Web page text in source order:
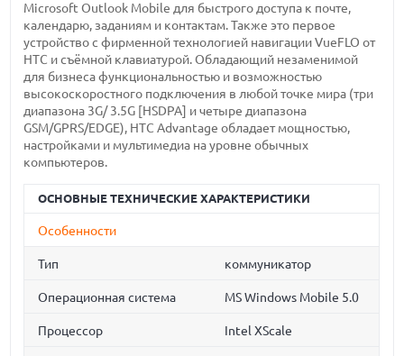
Microsoft Outlook Mobile для быстрого доступа к почте,
календарю, заданиям и контактам. Также это первое
устройство с фирменной технологией навигации VueFLO от
HTC и съёмной клавиатурой. Обладающий незаменимой
для бизнеса функциональностью и возможностью
высокоскоростного подключения в любой точке мира (три
диапазона 3G/ 3.5G [HSDPA] и четыре диапазона
GSM/GPRS/EDGE), HTC Advantage обладает мощностью,
настройками и мультимедиа на уровне обычных
компьютеров.
ОСНОВНЫЕ ТЕХНИЧЕСКИЕ ХАРАКТЕРИСТИКИ
Особенности
Тип коммуникатор
Операционная система MS Windows Mobile 5.0
Процессор Intel XScale